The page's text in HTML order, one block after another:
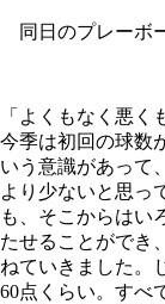
同日のプレーボ
「よくもなく悪く
今季は初回の球数
いう意識があって
より少ないと思っ
も、そこからはい
たせることができ
ねていきました。
60点くらい。すべ